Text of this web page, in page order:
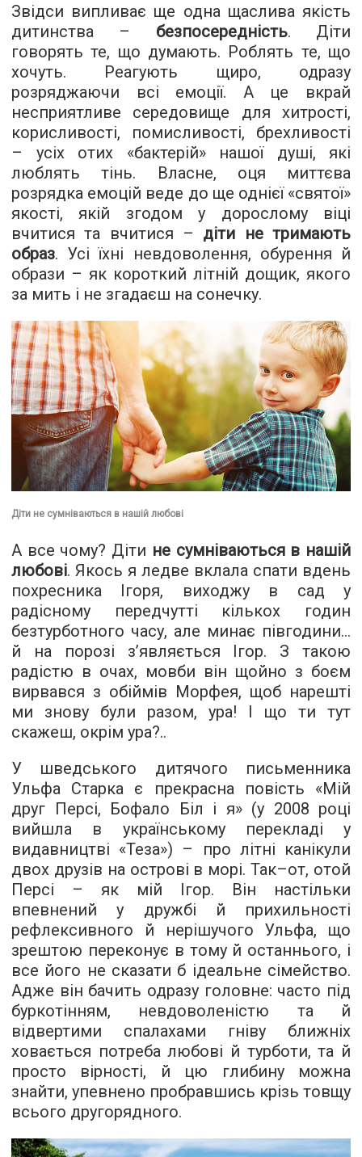
Звідси випливає ще одна щаслива якість
дитинства – безпосередність. Діти
говорять те, що думають. Роблять те, що
хочуть. Реагують щиро, одразу
розряджаючи всі емоції. А це вкрай
несприятливе середовище для хитрості,
корисливості, помисливості, брехливості
– усіх отих «бактерій» нашої душі, які
люблять тінь. Власне, оця миттєва
розрядка емоцій веде до ще однієї «святої»
якості, якій згодом у дорослому віці
вчитися та вчитися – діти не тримають
образ. Усі їхні невдоволення, обурення й
образи – як короткий літній дощик, якого
за мить і не згадаєш на сонечку.
Діти не сумніваються в нашій любові
А все чому? Діти не сумніваються в нашій
любові. Якось я ледве вклала спати вдень
похресника Ігоря, виходжу в сад у
радісному передчутті кількох годин
безтурботного часу, але минає півгодини…
й на порозі з’являється Ігор. З такою
радістю в очах, мовби він щойно з боєм
вирвався з обіймів Морфея, щоб нарешті
ми знову були разом, ура! І що ти тут
скажеш, окрім ура?..
У шведського дитячого письменника
Ульфа Старка є прекрасна повість «Мій
друг Персі, Бофало Біл і я» (у 2008 році
вийшла в українському перекладі у
видавництві «Теза») – про літні канікули
двох друзів на острові в морі. Так–от, отой
Персі – як мій Ігор. Він настільки
впевнений у дружбі й прихильності
рефлексивного й нерішучого Ульфа, що
зрештою переконує в тому й останнього, і
все його не сказати б ідеальне сімейство.
Адже він бачить одразу головне: часто під
буркотінням, невдоволеністю та й
відвертими спалахами гніву ближніх
ховається потреба любові й турботи, та й
просто вірності, й цю глибину можна
знайти, упевнено пробравшись крізь товщу
всього другорядного.